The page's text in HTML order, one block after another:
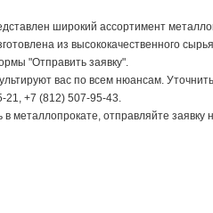
широкий ассортимент
из высококачественного
"Отправить заявку".
вас по всем нюансам.
21, +7 (812) 507-95-43.
в металлопрокате, отправляйте заявку